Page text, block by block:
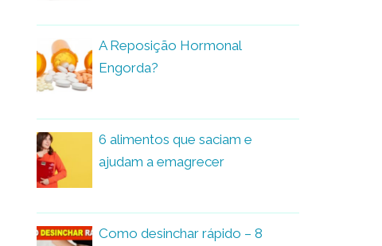
A Reposição Hormonal
Engorda?
6 alimentos que saciam e
ajudam a emagrecer
Como desinchar rápido – 8